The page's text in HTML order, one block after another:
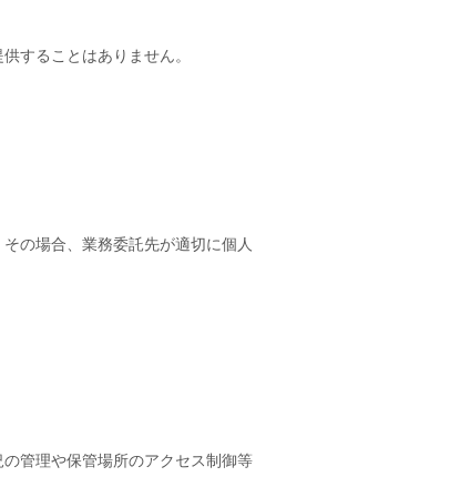
することはありません。
の場合、業務委託先が適切に個人
管理や保管場所のアクセス制御等